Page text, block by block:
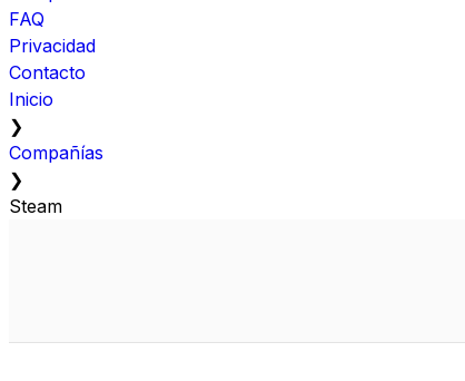
FAQ
Privacidad
Contacto
Inicio
❯
Compañías
❯
Steam